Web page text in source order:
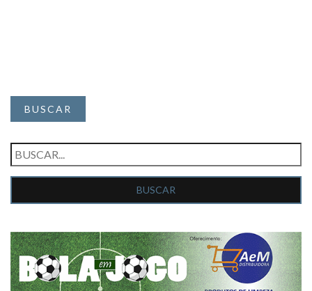
BUSCAR